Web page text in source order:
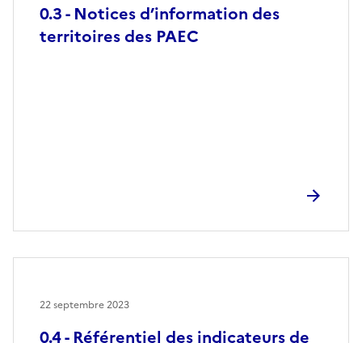
0.3 - Notices d’information des
territoires des PAEC
0.4 - Référentiel des indicateurs de
22 septembre 2023